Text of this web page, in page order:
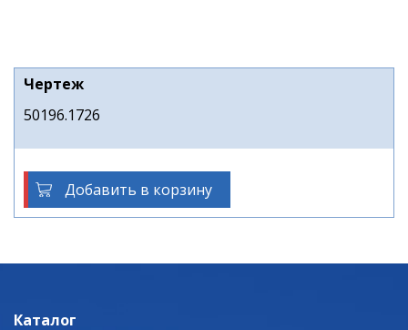
Чертеж
50196.1726
Добавить в корзину
Каталог